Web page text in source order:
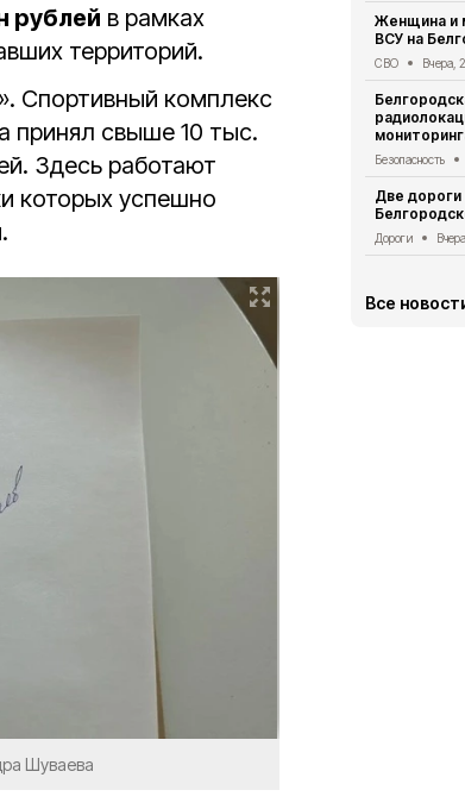
рублей в рамках
территорий.
Спортивный комплекс
принял свыше 10 тыс.
Здесь работают
которых успешно
Шуваева
Женщина и
ВСУ на
СВО Вчера,
Безопасность
Две
Дороги
Все